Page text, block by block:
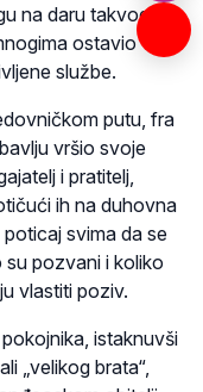
na daru takvog
ostavio
službe.
putu, fra
vršio svoje
i pratitelj,
ih na duhovna
svima da se
pozvani i koliko
vlastiti poziv.
istaknuvši
„velikog brata“,